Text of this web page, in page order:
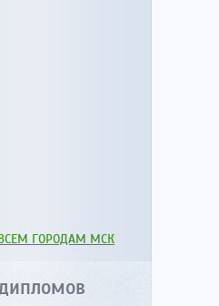
ГОРОДАМ МСК